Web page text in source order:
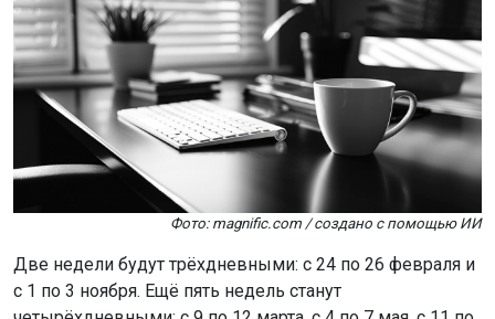
Фото: magnific.com / создано с помощью ИИ
Две недели будут трёхдневными: с 24 по 26 февраля и
с 1 по 3 ноября. Ещё пять недель станут